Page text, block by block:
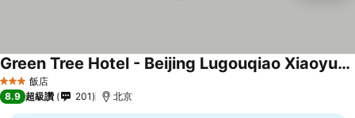
3 星級 飯店
Green Tree Hotel - Beijing Lugouqiao Xiaoyue Middle Road
8.9 超級讚 201 北京